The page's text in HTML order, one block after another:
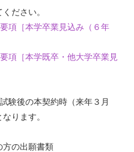
ださい。
項［本学卒業見込み（６年
項［本学既卒・他大学卒業見
後の本契約時（来年３月
ります。
方の出願書類